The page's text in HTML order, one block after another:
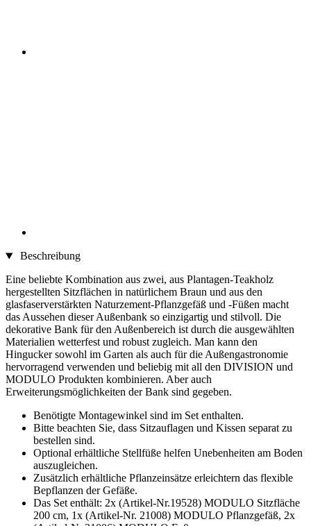
Beschreibung
Eine beliebte Kombination aus zwei, aus Plantagen-Teakholz
hergestellten Sitzflächen in natürlichem Braun und aus den
glasfaserverstärkten Naturzement-Pflanzgefäß und -Füßen macht
das Aussehen dieser Außenbank so einzigartig und stilvoll. Die
dekorative Bank für den Außenbereich ist durch die ausgewählten
Materialien wetterfest und robust zugleich. Man kann den
Hingucker sowohl im Garten als auch für die Außengastronomie
hervorragend verwenden und beliebig mit all den DIVISION und
MODULO Produkten kombinieren. Aber auch
Erweiterungsmöglichkeiten der Bank sind gegeben.
Benötigte Montagewinkel sind im Set enthalten.
Bitte beachten Sie, dass Sitzauflagen und Kissen separat zu
bestellen sind.
Optional erhältliche Stellfüße helfen Unebenheiten am Boden
auszugleichen.
Zusätzlich erhältliche Pflanzeinsätze erleichtern das flexible
Bepflanzen der Gefäße.
Das Set enthält: 2x (Artikel-Nr.19528) MODULO Sitzfläche
200 cm, 1x (Artikel-Nr. 21008) MODULO Pflanzgefäß, 2x